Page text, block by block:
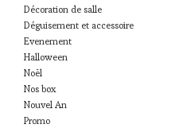
Décoration de salle
Déguisement et accessoire
Evenement
Halloween
Noël
Nos box
Nouvel An
Promo